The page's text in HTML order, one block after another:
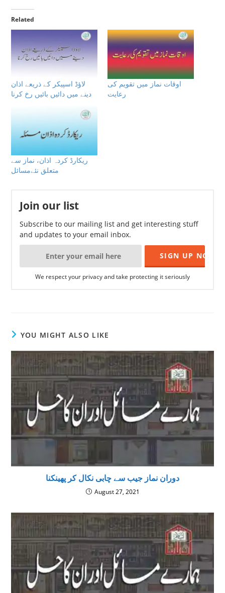
Related
لاؤڈ اسپیکر کے ذریعے اذان
دینے میں دائیں بائیں رخ کرنا
اوقات نماز میں تقویم کی
رعایت
ریکارڈ کردہ اذان، نماز سے
متعلق نئےمسائل
Join our list
Subscribe to our mailing list and get interesting stuff
and updates to your email inbox.
We respect your privacy and take protecting it seriously
YOU MIGHT ALSO LIKE
دوران نماز جیب سے چابی نکال کر پھینکنا
August 27, 2021